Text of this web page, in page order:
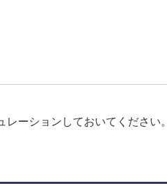
ーションしておいてください。